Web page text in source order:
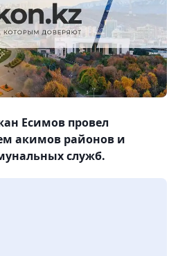
Есимов провел
акимов районов и
служб.